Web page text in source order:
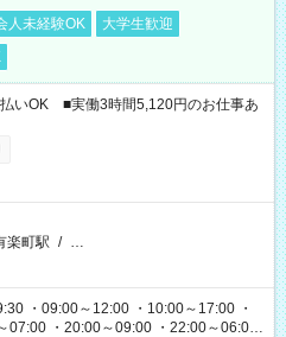
人未経験OK
大学生歓迎
いOK ■実働3時間5,120円のお仕事あ
楽町駅 / …
・09:00～12:00 ・10:00～17:00 ・
07:00 ・20:00～09:00 ・22:00～06:00